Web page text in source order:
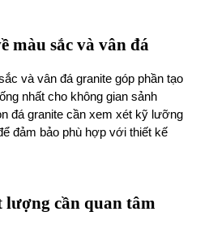
màu sắc và vân đá
và vân đá granite góp phần tạo
nhất cho không gian sảnh
đá granite cần xem xét kỹ lưỡng
đảm bảo phù hợp với thiết kế
lượng cần quan tâm